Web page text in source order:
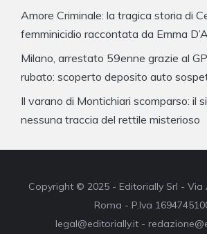
Amore Criminale: la tragica storia di
femminicidio raccontata da Emma
Milano, arrestato 59enne grazie al
rubato: scoperto deposito auto
Il varano di Montichiari scomparso: il
nessuna traccia del rettile misterioso
Copyright © 2025 - Editorially Srl - Via
Roma - P.Iva
legal@editorially.it -